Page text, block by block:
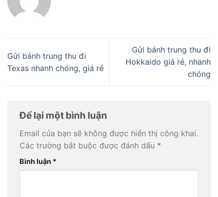
Gửi bánh trung thu đi
Texas nhanh chóng, giá rẻ
Gửi bánh trung thu đi
Hokkaido giá rẻ, nhanh
chóng
Để lại một bình luận
Email của bạn sẽ không được hiển thị công khai.
Các trường bắt buộc được đánh dấu *
Bình luận *